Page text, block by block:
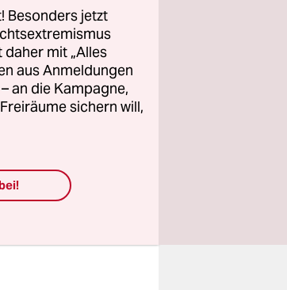
Besonders jetzt
mit „Alles
aus Anmeldungen
an die Kampagne,
sichern will,